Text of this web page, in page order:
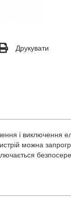
Друкувати
і виключення
можна